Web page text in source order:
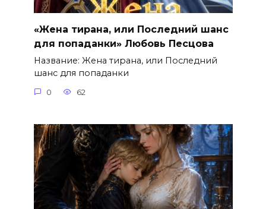
«Жена тирана, или Последний шанс
для попаданки» Любовь Песцова
Название: Жена тирана, или Последний
шанс для попаданки
0 62